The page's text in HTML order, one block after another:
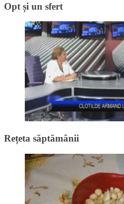
Opt și un sfert
Rețeta săptămânii